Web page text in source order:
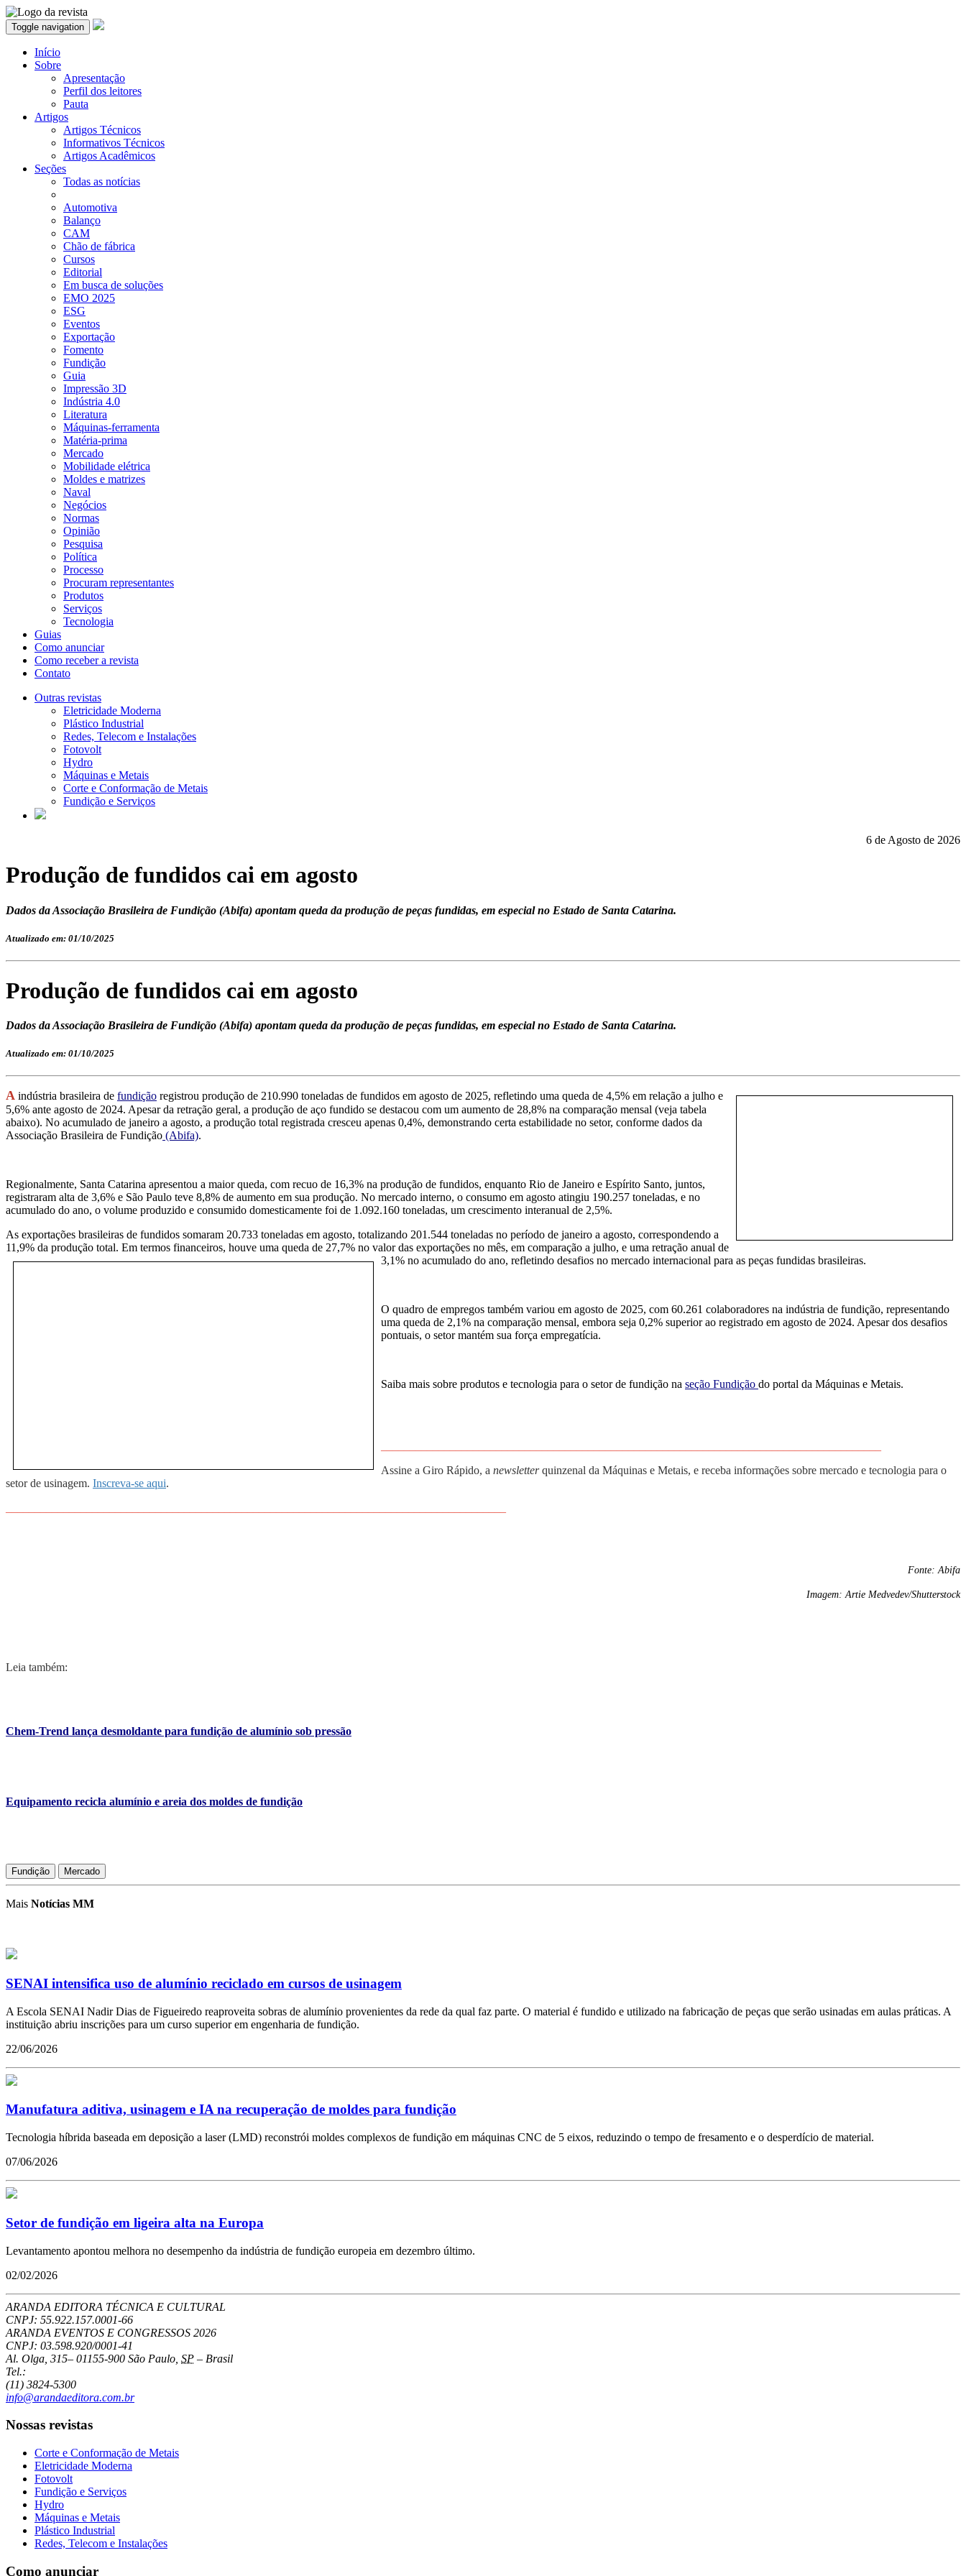
Toggle navigation
Início
Sobre
Apresentação
Perfil dos leitores
Pauta
Artigos
Artigos Técnicos
Informativos Técnicos
Artigos Acadêmicos
Seções
Todas as notícias
Automotiva
Balanço
CAM
Chão de fábrica
Cursos
Editorial
Em busca de soluções
EMO 2025
ESG
Eventos
Exportação
Fomento
Fundição
Guia
Impressão 3D
Indústria 4.0
Literatura
Máquinas-ferramenta
Matéria-prima
Mercado
Mobilidade elétrica
Moldes e matrizes
Naval
Negócios
Normas
Opinião
Pesquisa
Política
Processo
Procuram representantes
Produtos
Serviços
Tecnologia
Guias
Como anunciar
Como receber a revista
Contato
Outras revistas
Eletricidade Moderna
Plástico Industrial
Redes, Telecom e Instalações
Fotovolt
Hydro
Máquinas e Metais
Corte e Conformação de Metais
Fundição e Serviços
6 de Agosto de 2026
Produção de fundidos cai em agosto
Dados da Associação Brasileira de Fundição (Abifa) apontam queda da produção de peças fundidas, em especial no Estado de Santa Catarina.
Atualizado em: 01/10/2025
Produção de fundidos cai em agosto
Dados da Associação Brasileira de Fundição (Abifa) apontam queda da produção de peças fundidas, em especial no Estado de Santa Catarina.
Atualizado em: 01/10/2025
A indústria brasileira de fundição registrou produção de 210.990 toneladas de fundidos em agosto de 2025, refletindo uma queda de 4,5% em relação a julho e
5,6% ante agosto de 2024. Apesar da retração geral, a produção de aço fundido se destacou com um aumento de 28,8% na comparação mensal (veja tabela
abaixo). No acumulado de janeiro a agosto, a produção total registrada cresceu apenas 0,4%, demonstrando certa estabilidade no setor, conforme dados da
Associação Brasileira de Fundição (Abifa).
Regionalmente, Santa Catarina apresentou a maior queda, com recuo de 16,3% na produção de fundidos, enquanto Rio de Janeiro e Espírito Santo, juntos,
registraram alta de 3,6% e São Paulo teve 8,8% de aumento em sua produção. No mercado interno, o consumo em agosto atingiu 190.257 toneladas, e no
acumulado do ano, o volume produzido e consumido domesticamente foi de 1.092.160 toneladas, um crescimento interanual de 2,5%.
As exportações brasileiras de fundidos somaram 20.733 toneladas em agosto, totalizando 201.544 toneladas no período de janeiro a agosto, correspondendo a
11,9% da produção total. Em termos financeiros, houve uma queda de 27,7% no valor das exportações no mês, em comparação a julho, e uma retração anual de
3,1% no acumulado do ano, refletindo desafios no mercado internacional para as peças fundidas brasileiras.
O quadro de empregos também variou em agosto de 2025, com 60.261 colaboradores na indústria de fundição, representando
uma queda de 2,1% na comparação mensal, embora seja 0,2% superior ao registrado em agosto de 2024. Apesar dos desafios
pontuais, o setor mantém sua força empregatícia.
Saiba mais sobre produtos e tecnologia para o setor de fundição na seção Fundição do portal da Máquinas e Metais.
Assine a Giro Rápido, a newsletterquinzenal da Máquinas e Metais, e receba informações sobre mercado e tecnologia para o
setor de usinagem. Inscreva-se aqui.
Fonte: Abifa
Imagem:Artie Medvedev/Shutterstock
Leia também:
Chem-Trend lança desmoldante para fundição de alumínio sob pressão
Equipamento recicla alumínio e areia dos moldes de fundição
Fundição Mercado
Mais Notícias MM
SENAI intensifica uso de alumínio reciclado em cursos de usinagem
A Escola SENAI Nadir Dias de Figueiredo reaproveita sobras de alumínio provenientes da rede da qual faz parte. O material é fundido e utilizado na fabricação de peças que serão usinadas em aulas práticas. A
instituição abriu inscrições para um curso superior em engenharia de fundição.
22/06/2026
Manufatura aditiva, usinagem e IA na recuperação de moldes para fundição
Tecnologia híbrida baseada em deposição a laser (LMD) reconstrói moldes complexos de fundição em máquinas CNC de 5 eixos, reduzindo o tempo de fresamento e o desperdício de material.
07/06/2026
Setor de fundição em ligeira alta na Europa
Levantamento apontou melhora no desempenho da indústria de fundição europeia em dezembro último.
02/02/2026
ARANDA EDITORA TÉCNICA E CULTURAL
CNPJ: 55.922.157.0001-66
ARANDA EVENTOS E CONGRESSOS 2026
CNPJ: 03.598.920/0001-41
Al. Olga, 315– 01155-900 São Paulo SP – Brasil
Tel.:
(11) 3824-5300
info@arandaeditora.com.br
Nossas revistas
Corte e Conformação de Metais
Eletricidade Moderna
Fotovolt
Fundição e Serviços
Hydro
Máquinas e Metais
Plástico Industrial
Redes, Telecom e Instalações
Como anunciar